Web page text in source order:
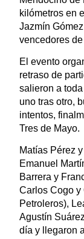
kilómetros en
Jazmín
vencedores
El evento
retraso de
salieron a
uno tras otro,
intentos,
Tres de Mayo.
Matías Pérez
Emanuel
Barrera y
Carlos Cogo y
Petroleros),
Agustín
día y llegaron